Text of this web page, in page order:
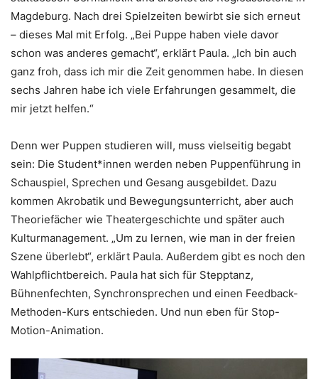
Magdeburg. Nach drei Spielzeiten bewirbt sie sich erneut
– dieses Mal mit Erfolg. „Bei Puppe haben viele davor
schon was anderes gemacht“, erklärt Paula. „Ich bin auch
ganz froh, dass ich mir die Zeit genommen habe. In diesen
sechs Jahren habe ich viele Erfahrungen gesammelt, die
mir jetzt helfen.“
Denn wer Puppen studieren will, muss vielseitig begabt
sein: Die Student*innen werden neben Puppenführung in
Schauspiel, Sprechen und Gesang ausgebildet. Dazu
kommen Akrobatik und Bewegungsunterricht, aber auch
Theoriefächer wie Theatergeschichte und später auch
Kulturmanagement. „Um zu lernen, wie man in der freien
Szene überlebt“, erklärt Paula. Außerdem gibt es noch den
Wahlpflichtbereich. Paula hat sich für Stepptanz,
Bühnenfechten, Synchronsprechen und einen Feedback-
Methoden-Kurs entschieden. Und nun eben für Stop-
Motion-Animation.